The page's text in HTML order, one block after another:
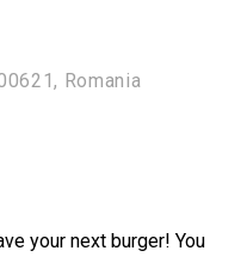
Romania
your next burger! You